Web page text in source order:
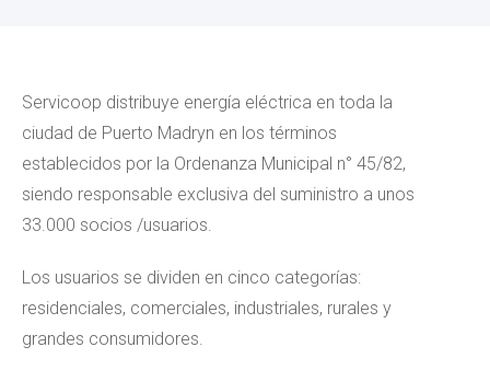
Servicoop distribuye energía eléctrica en toda la
ciudad de Puerto Madryn en los términos
establecidos por la Ordenanza Municipal n° 45/82,
siendo responsable exclusiva del suministro a unos
33.000 socios /usuarios.
Los usuarios se dividen en cinco categorías:
residenciales, comerciales, industriales, rurales y
grandes consumidores.